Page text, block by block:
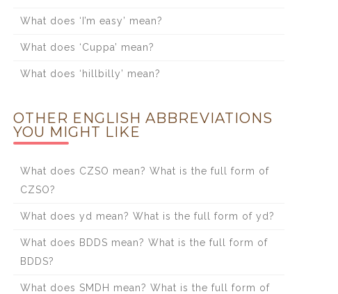
What does ‘I’m easy’ mean?
What does ‘Cuppa’ mean?
What does ‘hillbilly’ mean?
OTHER ENGLISH ABBREVIATIONS
YOU MIGHT LIKE
What does CZSO mean? What is the full form of
CZSO?
What does yd mean? What is the full form of yd?
What does BDDS mean? What is the full form of
BDDS?
What does SMDH mean? What is the full form of